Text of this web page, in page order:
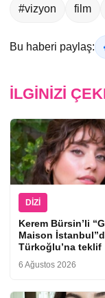
#vizyon film
Bu haberi paylaş:
İLGINIZI
DIZI
Kerem Bürsin’li
Maison
Türkoğlu’na teklif
6 Ağustos 2026